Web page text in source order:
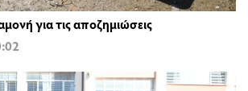
για τις αποζημιώσεις